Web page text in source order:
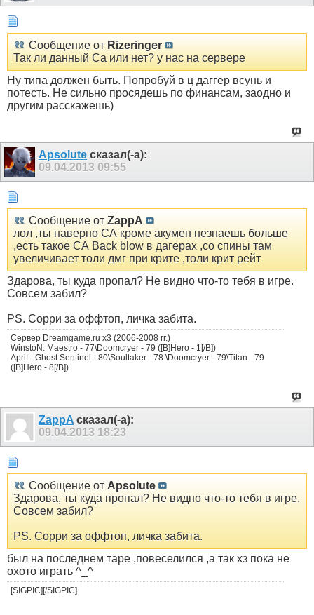
Сообщение от Rizeringer
Так ли данный Са или нет? у нас на сервере
Ну типа должен быть. Попробуй в ц даггер всунь и
потесть. Не сильно просядешь по финансам, заодно и
другим расскажешь)
Apsolute сказал(-а):
09.04.2013 09:55
Сообщение от ZappA
лол ,ты наверно СА кроме акумен незнаешь больше
,есть такое СА Back blow в дагерах ,со спины там
увеличивает толи дмг при крите ,толи крит рейт
Здарова, ты куда пропал? Не видно что-то тебя в игре.
Совсем забил?
PS. Сорри за оффтоп, личка забита.
Сервер Dreamgame.ru х3 (2006-2008 гг.)
WinstoN: Maestro - 77\Doomcryer - 79 ([B]Hero - 1[/B])
ApriL: Ghost Sentinel - 80\Soultaker - 78 \Doomcryer - 79\Titan - 79
([B]Hero - 8[/B])
ZappA сказал(-а):
09.04.2013 18:23
Сообщение от Apsolute
Здарова, ты куда пропал? Не видно что-то тебя в игре.
Совсем забил?
PS. Сорри за оффтоп, личка забита.
был на последнем таре ,повеселился ,а так хз пока не
охото играть ^_^
[SIGPIC][/SIGPIC]